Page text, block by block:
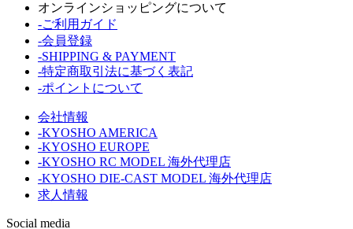
オンラインショッピングについて
-ご利用ガイド
-会員登録
-SHIPPING & PAYMENT
-特定商取引法に基づく表記
-ポイントについて
会社情報
-KYOSHO AMERICA
-KYOSHO EUROPE
-KYOSHO RC MODEL 海外代理店
-KYOSHO DIE-CAST MODEL 海外代理店
求人情報
Social media